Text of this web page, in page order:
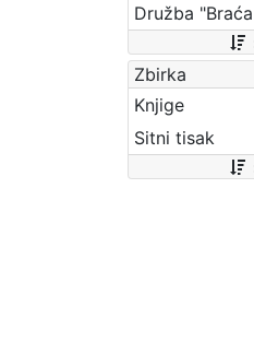
Zbirka
Knjige
Sitni tisak